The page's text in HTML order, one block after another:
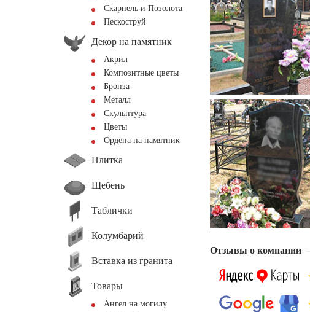
Скарпель и Позолота
Пескоструй
Декор на памятник
Акрил
Композитные цветы
Бронза
Металл
Скульптура
Цветы
Ордена на памятник
Плитка
Щебень
Таблички
Колумбарий
Вставка из гранита
Товары
Ангел на могилу
Отзывы о компании